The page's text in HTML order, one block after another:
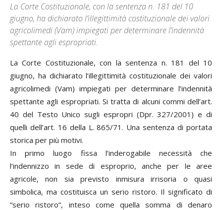
La Corte Costituzionale, con la sentenza n. 181 del 10
giugno, ha dichiarato l’illegittimità costituzionale dei valori
agricolimedi (Vam) impiegati per determinare l’indennità
spettante agli espropriati.
La Corte Costituzionale, con la sentenza n. 181 del 10
giugno, ha dichiarato l’illegittimità costituzionale dei valori
agricolimedi (Vam) impiegati per determinare l’indennità
spettante agli espropriati. Si tratta di alcuni commi dell’art.
40 del Testo Unico sugli espropri (Dpr. 327/2001) e di
quelli dell’art. 16 della L. 865/71. Una sentenza di portata
storica per più motivi.
In primo luogo fissa l’inderogabile necessità che
l’indennizzo in sede di esproprio, anche per le aree
agricole, non sia previsto inmisura irrisoria o quasi
simbolica, ma costituisca un serio ristoro. Il significato di
“serio ristoro”, inteso come quella somma di denaro